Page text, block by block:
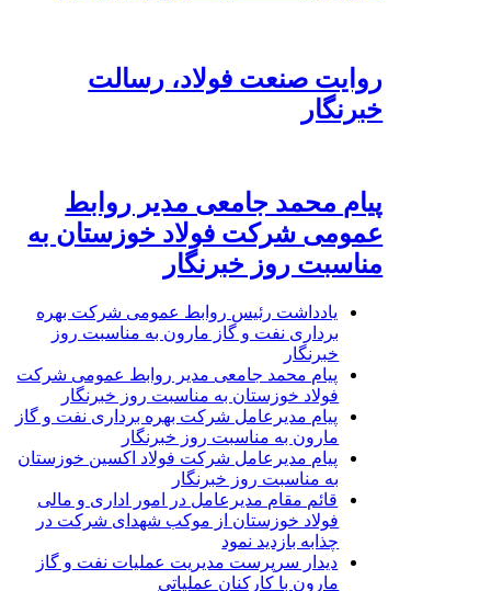
روایت صنعت فولاد،‌ رسالت
خبرنگار
پیام محمد جامعی مدیر روابط
عمومی شرکت فولاد خوزستان به
مناسبت روز خبرنگار
یادداشت رئیس روابط عمومی شرکت بهره
برداری نفت و گاز مارون به مناسبت روز
خبرنگار
پیام محمد جامعی مدیر روابط عمومی شرکت
فولاد خوزستان به مناسبت روز خبرنگار
پیام مدیرعامل شرکت بهره برداری نفت و گاز
مارون به مناسبت روز خبرنگار
پیام مدیرعامل شرکت فولاد اکسین خوزستان
به مناسبت روز خبرنگار
قائم مقام مدیرعامل در امور اداری و مالی
فولاد خوزستان از موکب شهدای شرکت در
چذابه بازدید نمود
دیدار سرپرست مدیریت عملیات نفت و گاز
مارون با کارکنان عملیاتی